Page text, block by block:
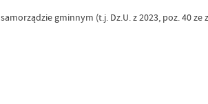
gminnym (t.j. Dz.U. z 2023, poz. 40 ze